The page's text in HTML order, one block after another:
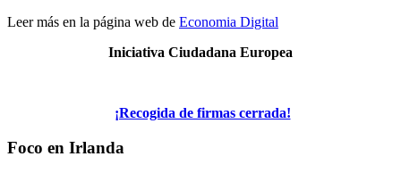
Leer más en la página web de Economia Digital
Iniciativa Ciudadana Europea
¡Recogida de firmas cerrada!
Foco en Irlanda